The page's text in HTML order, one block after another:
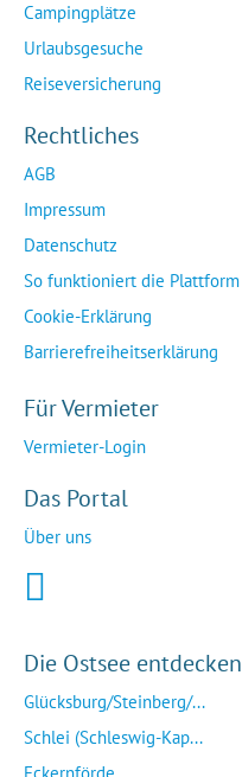
Campingplätze
Urlaubsgesuche
Reiseversicherung
Rechtliches
AGB
Impressum
Datenschutz
So funktioniert die Plattform
Cookie-Erklärung
Barrierefreiheitserklärung
Für Vermieter
Vermieter-Login
Das Portal
Über uns
Die Ostsee entdecken
Glücksburg/Steinberg/...
Schlei (Schleswig-Kap...